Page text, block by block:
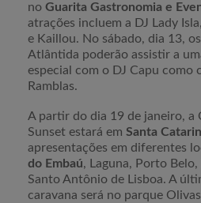
no Guarita Gastronomia e
atrações incluem a DJ Lady
e Kaillou. No sábado, dia 13,
Atlântida poderão assistir a
especial com o DJ Capu como
Ramblas.
A partir do dia 19 de janeiro, a
Sunset estará em Santa
apresentações em diferentes
do Embaú, Laguna, Porto Belo,
Santo Antônio de Lisboa. A
caravana será no parque